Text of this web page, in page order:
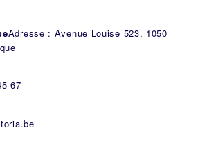
Adresse : Avenue Louise 523, 1050
67